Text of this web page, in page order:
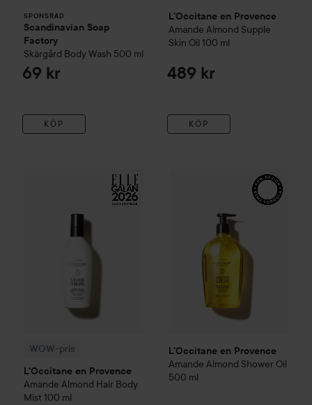
SPONSRAD
Scandinavian Soap
Factory
Skärgård Body Wash 500 ml
69 kr
KÖP
L'Occitane en Provence
Amande Almond Supple
Skin Oil 100 ml
489 kr
KÖP
WOW-pris
L'Occitane en Provence
Amande Almond Hair Body
Mist 100 ml
L'Occitane en Provence Almond Hair
L'Occitane en Provence
Amande Almond Shower Oil
500 ml
L'Occitane en Provence